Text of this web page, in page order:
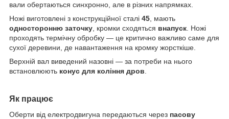
вали обертаються синхронно, але в різних напрямках.
Ножі виготовлені з конструкційної сталі 45 , мають
односторонню заточку , кромки сходяться внапуск . Ножі
проходять термічну обробку — це критично важливо саме для
сухої деревини, де навантаження на кромку жорсткіше.
Верхній вал виведений назовні — за потреби на нього
встановлюють конус для коління дров
Як працює
Оберти від електродвигуна передаються через пасову